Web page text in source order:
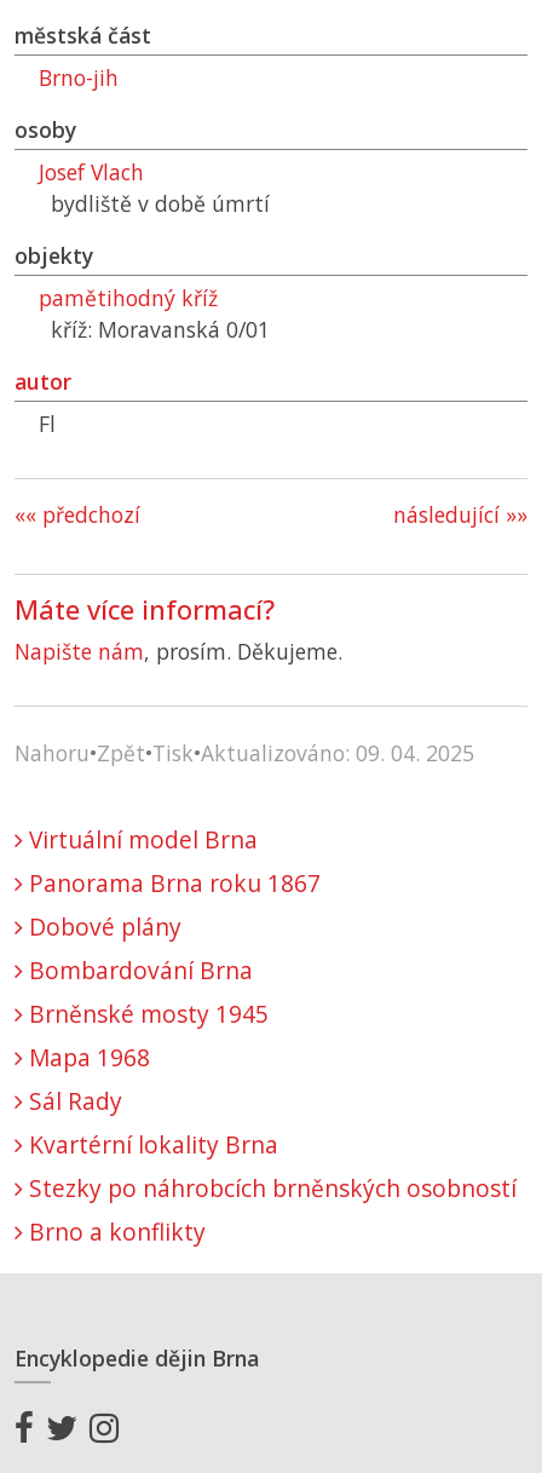
městská část
Brno-jih
osoby
Josef Vlach
bydliště v době úmrtí
objekty
pamětihodný kříž
kříž: Moravanská 0/01
autor
Fl
«« předchozí následující »»
Máte více informací?
Napište nám, prosím. Děkujeme.
Nahoru•Zpět•Tisk•Aktualizováno: 09. 04. 2025
Virtuální model Brna
Panorama Brna roku 1867
Dobové plány
Bombardování Brna
Brněnské mosty 1945
Mapa 1968
Sál Rady
Kvartérní lokality Brna
Stezky po náhrobcích brněnských osobností
Brno a konflikty
Encyklopedie dějin Brna